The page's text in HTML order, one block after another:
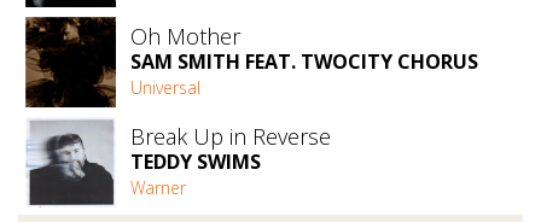
Oh Mother
SAM SMITH FEAT. TWOCITY CHORUS
Universal
Break Up in Reverse
TEDDY SWIMS
Warner